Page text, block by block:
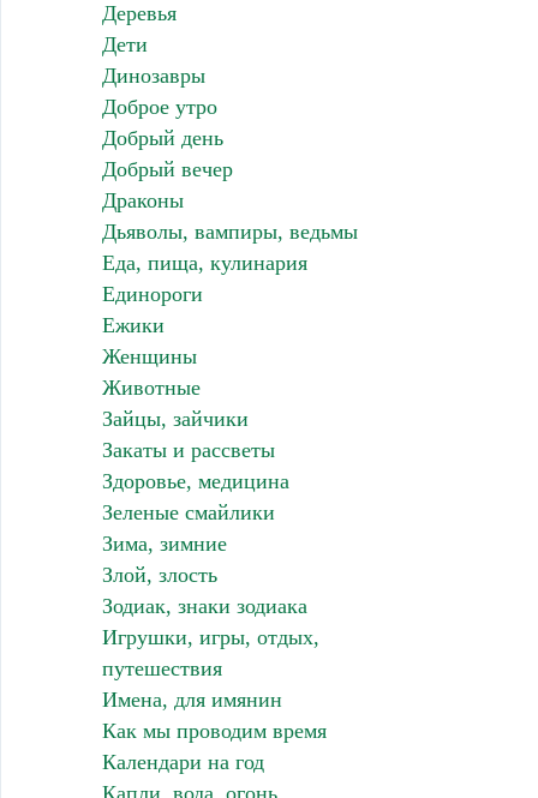
Деревья
Дети
Динозавры
Доброе утро
Добрый день
Добрый вечер
Драконы
Дьяволы, вампиры, ведьмы
Еда, пища, кулинария
Единороги
Ежики
Женщины
Животные
Зайцы, зайчики
Закаты и рассветы
Здоровье, медицина
Зеленые смайлики
Зима, зимние
Злой, злость
Зодиак, знаки зодиака
Игрушки, игры, отдых,
путешествия
Имена, для имянин
Как мы проводим время
Календари на год
Капли, вода, огонь